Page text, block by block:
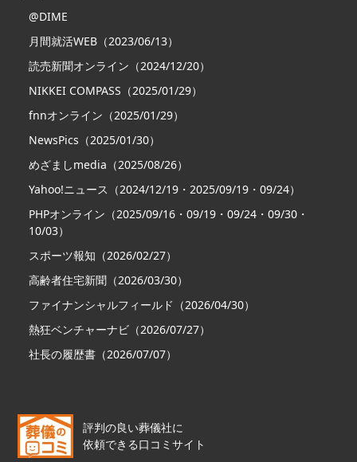
@DIME
月間就活WEB（2023/06/13）
読売新聞オンライン（2024/12/20）
NIKKEI COMPASS（2025/01/29）
fnnオンライン（2025/01/29）
NewsPics（2025/01/30）
めざましmedia（2025/08/26）
Yahoo!ニュース（2024/12/19・2025/09/19・09/24）
PHPオンライン（2025/09/16・09/19・09/24・09/30・
10/03）
スポーツ報知（2026/02/27）
高齢者住宅新聞（2026/03/30）
ファイナンシャルフィールド（2026/04/30）
熱狂ベンチャーナビ（2026/07/27）
社長の履歴書（2026/07/07）
評判の良い葬儀社に
依頼できる口コミサイト